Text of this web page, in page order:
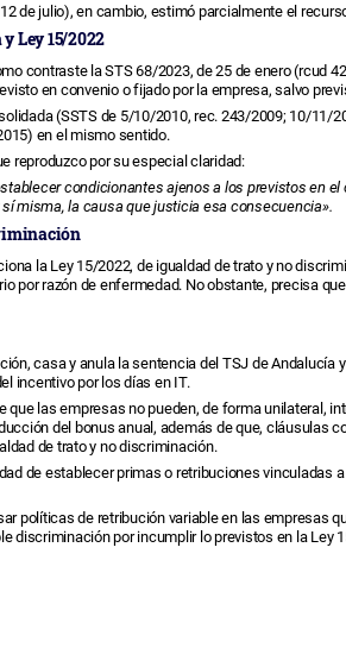
de julio), en cambio, estimó parcialmente el
Ley 15/2022
contraste la STS 68/2023, de 25 de enero (rcud
en convenio o fijado por la empresa, salvo
(SSTS de 5/10/2010, rec. 243/2009; 10/
en el mismo sentido.
reproduzco por su especial claridad:
condicionantes ajenos a los previstos en
misma, la causa que justicia esa consecuencia».
la Ley 15/2022, de igualdad de trato y no
por razón de enfermedad. No obstante, precisa
casa y anula la sentencia del TSJ de
incentivo por los días en IT.
las empresas no pueden, de forma unilateral,
del bonus anual, además de que,
de trato y no discriminación.
de establecer primas o retribuciones vinculadas
políticas de retribución variable en las empresas
discriminación por incumplir lo previstos en la Ley